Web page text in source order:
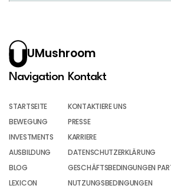
UMushroom
Navigation
STARTSEITE
BEWEGUNG
INVESTMENTS
AUSBILDUNG
BLOG
LEXICON
Kontakt
KONTAKTIERE UNS
PRESSE
KARRIERE
DATENSCHUTZERKLÄRUNG
GESCHÄFTSBEDINGUNGEN
NUTZUNGSBEDINGUNGEN